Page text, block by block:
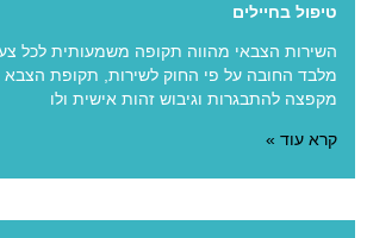
טיפול בחיילים
השירות הצבאי מהווה תקופה משמעותית לכל
מלבד החובה על פי החוק לשירות, תקופת
מקפצה להתבגרות וגיבוש זהות אישית ולו
קרא עוד »